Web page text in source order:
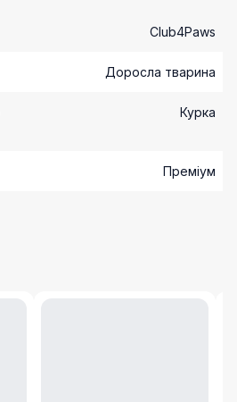
Club4Paws
Доросла тварина
Курка
Преміум